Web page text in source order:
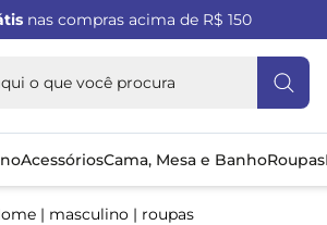
nas compras acima de R$ 150
AcessóriosCama, Mesa e BanhoRoupas
| masculino | roupas